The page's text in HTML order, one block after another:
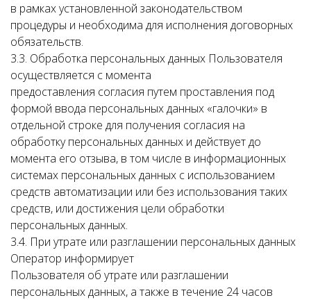
в рамках установленной законодательством
процедуры и необходима для исполнения договорных
обязательств.
3.3. Обработка персональных данных Пользователя
осуществляется с момента
предоставления согласия путем проставления под
формой ввода персональных данных «галочки» в
отдельной строке для получения согласия на
обработку персональных данных и действует до
момента его отзыва, в том числе в информационных
системах персональных данных с использованием
средств автоматизации или без использования таких
средств, или достижения цели обработки
персональных данных.
3.4. При утрате или разглашении персональных данных
Оператор информирует
Пользователя об утрате или разглашении
персональных данных, а также в течение 24 часов